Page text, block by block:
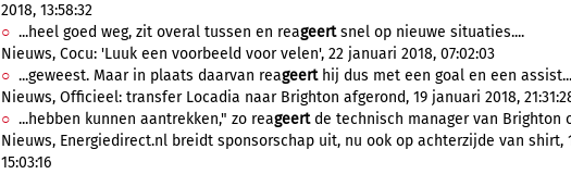
2018, 13:58:32
...heel goed weg, zit overal tussen en reageertsnel op nieuwe situaties....
Nieuws, Cocu: 'Luuk een voorbeeld voor velen', 22 januari 2018, 07:02:03
...geweest. Maar in plaats daarvan reageerthij dus met een goal en een assist...
Nieuws, Officieel: transfer Locadia naar Brighton afgerond, 19 januari 2018,
...hebben kunnen aantrekken," zo reageertde technisch manager van Brighton
Nieuws, Energiedirect.nl breidt sponsorschap uit, nu ook op achterzijde van shirt,
15:03:16